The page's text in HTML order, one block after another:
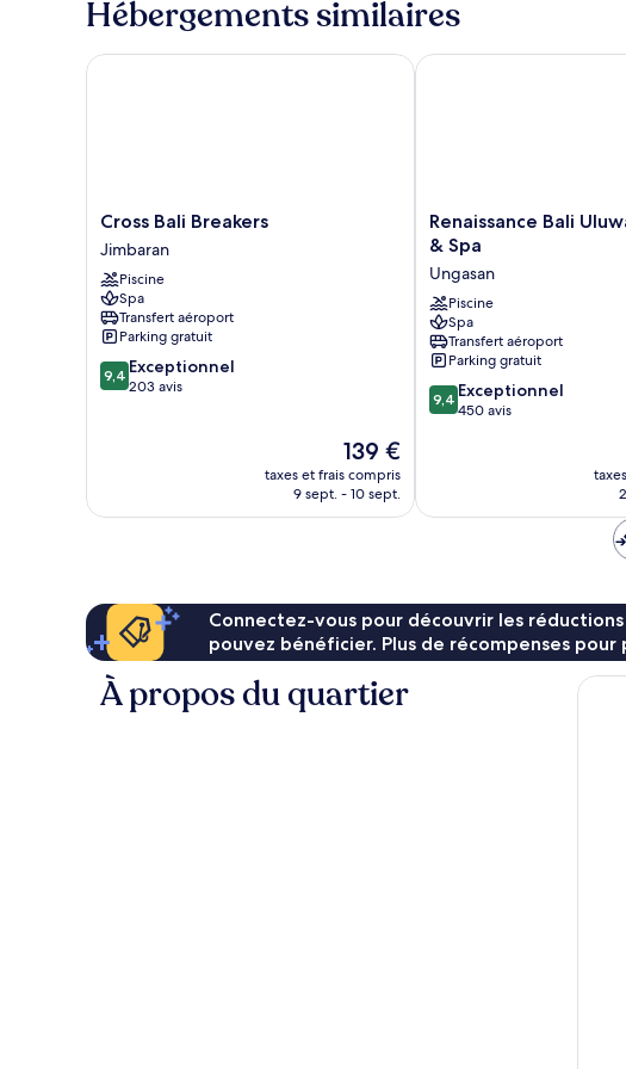
Chambre
de
Chambre
Hébergements similaires
Cross
Bali
Breakers
Jimbaran
Cross Bali Breakers
Jimbaran
Piscine
Spa
Transfert aéroport
Parking gratuit
9.4
sur
9,4 Exceptionnel
203 avis
Le
nouveau
prix
139 €
taxes et frais compris
9 sept. - 10 sept.
Cross Bali Breakers
Renaissance
Bali
Uluwatu
Resort
&
Spa
Ungasan
Renaissance Bali
& Spa
Ungasan
Piscine
Spa
Transfert aéroport
Parking gratuit
9.4
sur
9,4 Exceptionnel
450 avis
Renaissance Bali
Connectez-vous pour découvrir les
pouvez bénéficier. Plus de récompenses pour
À propos du quartier